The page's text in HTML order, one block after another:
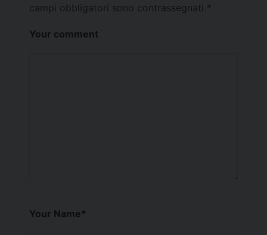
campi obbligatori sono contrassegnati *
Your comment
Your Name*